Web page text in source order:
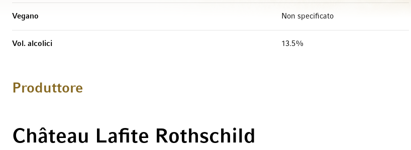
Vegano Non specificato
Vol. alcolici 13.5%
Produttore
Château Lafite Rothschild